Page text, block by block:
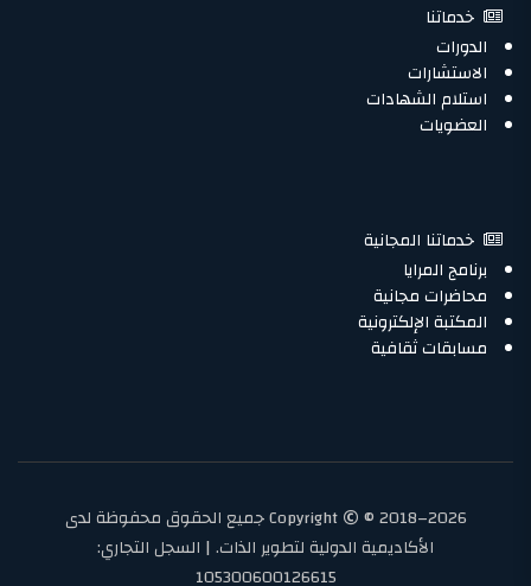
خدماتنا
الدورات
الاستشارات
استلام الشهادات
العضويات
خدماتنا المجانية
برنامج المرايا
محاضرات مجانية
المكتبة الإلكترونية
مسابقات ثقافية
Copyright© 2018–2026 جميع الحقوق محفوظة لدى
الأكاديمية الدولية لتطوير الذات. | السجل التجاري:
105300600126615